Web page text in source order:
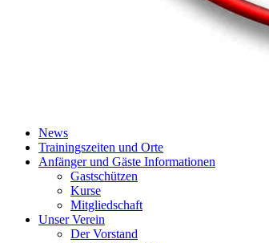
News
Trainingszeiten und Orte
Anfänger und Gäste Informationen
Gastschützen
Kurse
Mitgliedschaft
Unser Verein
Der Vorstand